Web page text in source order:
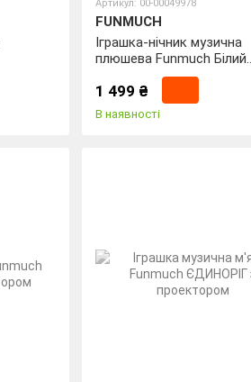
Артикул: 00-00049978
FUNMUCH
Іграшка-нічник музична
плюшева Funmuch Білий
Ведмедик з проектором
1 499 ₴
В наявності